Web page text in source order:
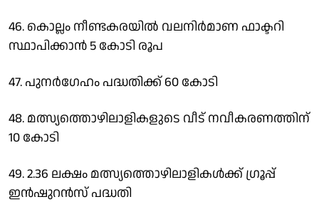
46. കൊല്ലം നീണ്ടകരയില്‍ വലനിര്‍മാണ ഫാക്ടറി
സ്ഥാപിക്കാന്‍ 5 കോടി രൂപ
47. പുനര്‍ഗേഹം പദ്ധതിക്ക് 60 കോടി
48. മത്സ്യത്തൊഴിലാളികളുടെ വീട് നവീകരണത്തിന്
10 കോടി
49. 2.36 ലക്ഷം മത്സ്യത്തൊഴിലാളികള്‍ക്ക് ഗ്രൂപ്പ്
ഇന്‍ഷുറന്‍സ് പദ്ധതി